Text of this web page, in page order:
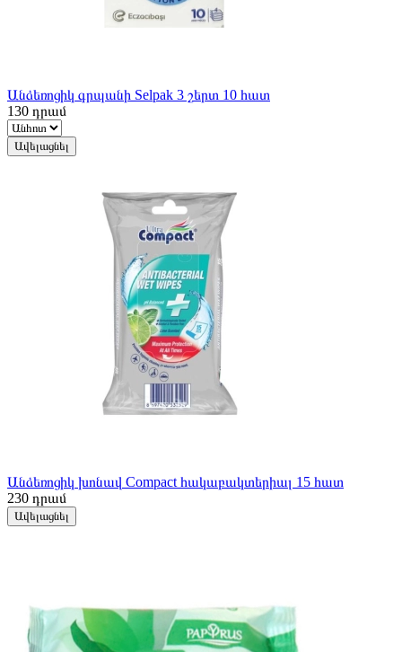
Անձեռոցիկ գրպանի Selpak 3 շերտ 10 հատ
130 դրամ
Ավելացնել
Անձեռոցիկ խոնավ Compact հակաբակտերիալ 15 հատ
230 դրամ
Ավելացնել